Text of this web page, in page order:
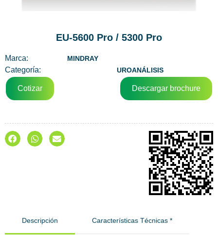
EU-5600 Pro / 5300 Pro
Marca: MINDRAY
Categoría: UROANÁLISIS
Cotizar Descargar brochure
Descripción Características Técnicas *